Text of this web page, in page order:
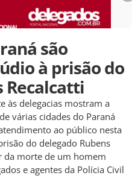
são
à prisão do
Recalcatti
às delegacias mostram a
várias cidades do Paraná
ao público nesta
do delegado Rubens
da morte de um homem
e agentes da Polícia Civil